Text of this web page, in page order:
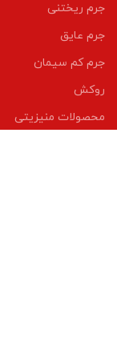
جرم ریختنی
جرم عایق
جرم کم سیمان
روکش
محصولات منیزیتی